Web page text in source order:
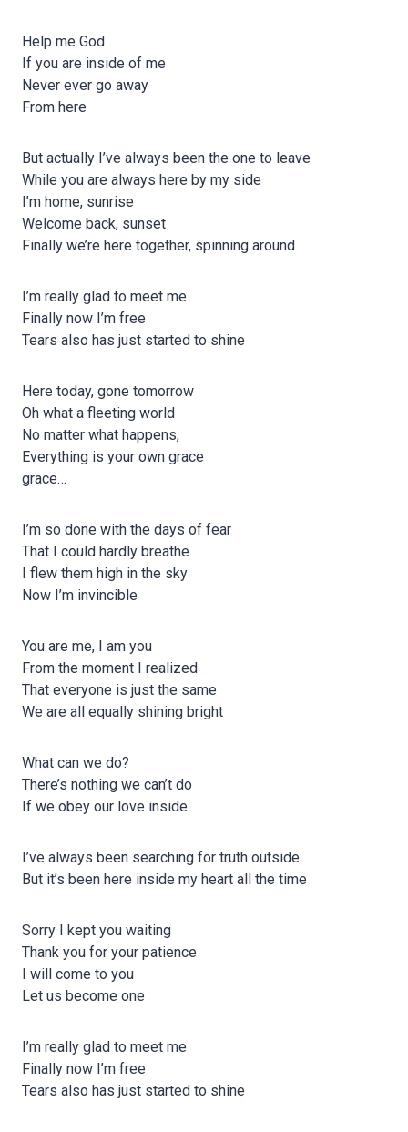
Help me God
If you are inside of me
Never ever go away
From here
But actually I’ve always been the one to leave
While you are always here by my side
I’m home, sunrise
Welcome back, sunset
Finally we’re here together, spinning around
I’m really glad to meet me
Finally now I’m free
Tears also has just started to shine
Here today, gone tomorrow
Oh what a fleeting world
No matter what happens,
Everything is your own grace
grace…
I’m so done with the days of fear
That I could hardly breathe
I flew them high in the sky
Now I’m invincible
You are me, I am you
From the moment I realized
That everyone is just the same
We are all equally shining bright
What can we do?
There’s nothing we can’t do
If we obey our love inside
I’ve always been searching for truth outside
But it’s been here inside my heart all the time
Sorry I kept you waiting
Thank you for your patience
I will come to you
Let us become one
I’m really glad to meet me
Finally now I’m free
Tears also has just started to shine